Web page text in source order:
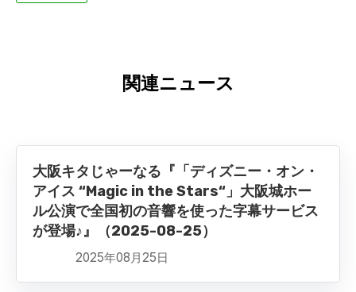
関連ニュース
大阪キタじゃーなる『「ディズニー・オン・
アイス “Magic in the Stars“」大阪城ホー
ル公演で全国初の音響を使った字幕サービス
が登場♪』（2025-08-25）
2025年08月25日